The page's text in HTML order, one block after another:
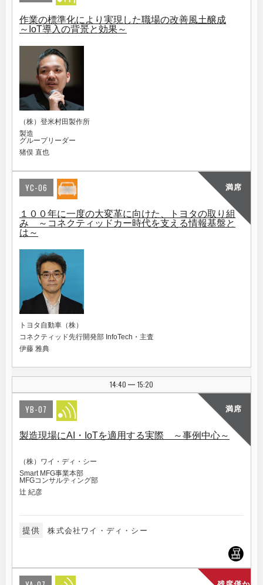
作業の標準化により実現した職場の改善風土醸成
～IoT導入の背景と効果～
（株）登米村田製作所
製造
グループリーダー
猪俣 直也
満席
YC-06
１００年に一度の大変革に向けた、トヨタの取り組
み ～コネクティッドカー時代を支える情報基盤と
は～
トヨタ自動車（株）
コネクティッド先行開発部 InfoTech・主査
伊藤 雅典
14:40 | 15:20
満席
YB-07
製造現場にAI・IoTを適用する実際 ～事例中心～
（株）ワイ・ディ・シー
Smart MFG事業本部
MFGコンサルティング部
辻 紀彦
提供 株式会社ワイ・ディ・シー